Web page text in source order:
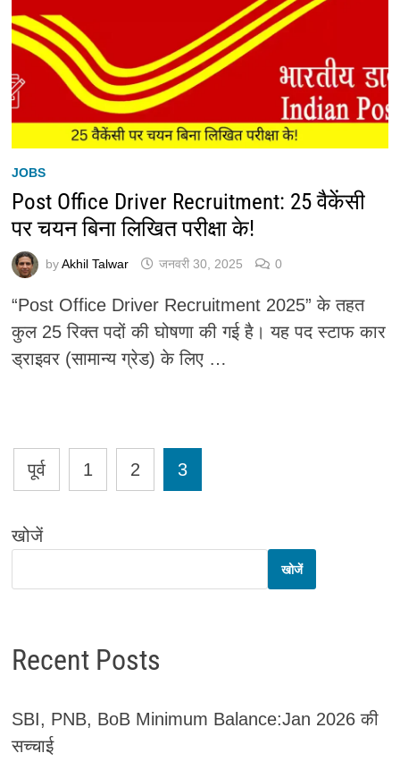
JOBS
Post Office Driver Recruitment: 25 वैकेंसी
पर चयन बिना लिखित परीक्षा के!
byAkhil Talwar जनवरी 30, 2025 0
“Post Office Driver Recruitment 2025” के तहत
कुल 25 रिक्त पदों की घोषणा की गई है। यह पद स्टाफ कार
ड्राइवर (सामान्य ग्रेड) के लिए …
Posts
pagination
पूर्व 1 2 3
खोजें
खोजें
Recent Posts
SBI, PNB, BoB Minimum Balance:Jan 2026 की
सच्चाई